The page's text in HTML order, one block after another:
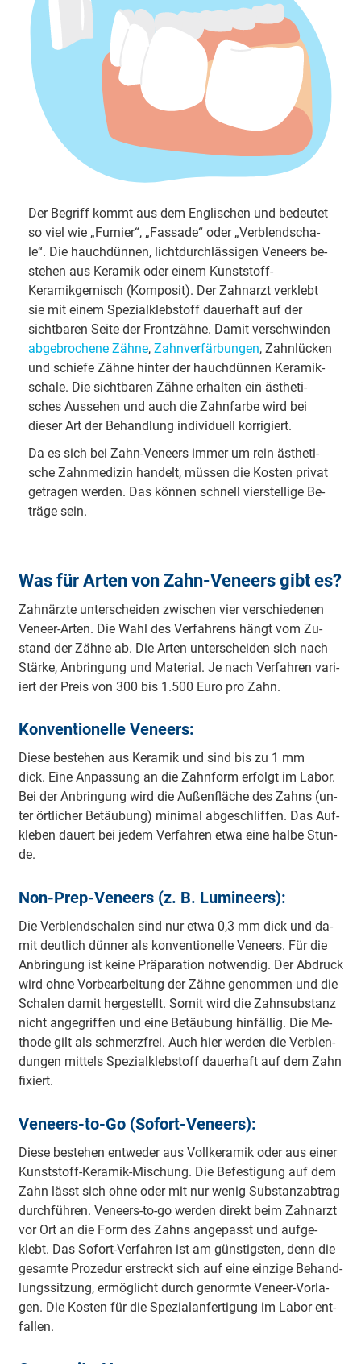
Der Begriff kommt aus dem Eng­li­schen und be­deu­tet
so viel wie „Furnier“, „Fas­sa­de“ oder „Ver­blend­scha­
le“. Die hauch­dün­nen, licht­durch­läs­si­gen Ve­neers be­
ste­hen aus Ke­ra­mik oder einem Kunststoff-
Keramikgemisch (Kom­po­sit). Der Zahn­a­rzt verklebt
sie mit einem Spe­zi­al­kleb­stoff dau­e­r­haft auf der
sicht­ba­ren Seite der Front­zäh­ne. Damit ver­schwin­den
ab­ge­bro­che­ne Zähne, Zahn­ver­fär­bun­gen, Zahn­lü­cken
und schiefe Zähne hinter der hauch­dün­nen Ke­ra­mik­
scha­le. Die sicht­ba­ren Zähne er­hal­ten ein äs­the­ti­
sches Aus­se­hen und auch die Zahn­fa­r­be wird bei
dieser Art der Be­hand­lung in­di­vi­du­ell kor­ri­giert.
Da es sich bei Zahn-Veneers immer um rein äs­the­ti­
sche Zahn­me­di­zin handelt, müs­sen die Kosten privat
ge­tra­gen werden. Das können schnell vier­stel­li­ge Be­
trä­ge sein.
Was für Arten von Zahn-Veneers gibt es?
Zahn­ärz­te un­ter­schei­den zwi­schen vier ver­schie­de­nen
Ve­neer-­Ar­ten. Die Wahl des Ver­fah­rens hängt vom Zu­
stand der Zäh­ne ab. Die Ar­ten un­ter­schei­den sich nach
Stär­ke, An­brin­gung und Ma­te­ri­al. Je nach Ver­fah­ren va­ri­
iert der Preis von 300 bis 1.500 Eu­ro pro Zahn.
Kon­ven­tio­nel­le Ve­neers:
Die­se be­ste­hen aus Ke­ra­mik und sind bis zu 1 mm
dick. Eine An­pas­sung an die Zahn­form er­folgt im La­bor.
Bei der An­brin­gung wird die Au­ßen­flä­che des Zahns (un­
ter ört­li­cher Be­täu­bung) mi­ni­mal ab­ge­schlif­fen. Das Auf­
kle­ben dau­ert bei je­dem Ver­fah­ren et­wa eine hal­be Stun­
de.
Non-­Prep-­Ve­neers (z. B. Lu­mi­neers):
Die Ver­blend­schalen sind nur et­wa 0,3 mm dick und da­
mit deut­lich dün­ner als kon­ven­tio­nel­le Ve­neers. Für die
An­brin­gung ist kei­ne Prä­pa­ra­tion not­wen­dig. Der Ab­druck
wird oh­ne Vor­be­ar­bei­tung der Zäh­ne ge­nom­men und die
Scha­len da­mit her­ge­stellt. So­mit wird die Zahn­sub­stanz
nicht an­ge­grif­fen und eine Be­täu­bung hin­fäl­lig. Die Me­
tho­de gilt als schmerz­frei. Auch hier wer­den die Ver­blen­
dun­gen mit­tels Spe­zi­al­kleb­stoff dau­er­haft auf dem Zahn
fi­xiert.
Ve­neers-­to-­Go (So­fort-­Ve­neers):
Die­se be­ste­hen ent­we­der aus Voll­ke­ra­mik oder aus ei­ner
Kunst­stoff-­Ke­ra­mik-­Mi­schung. Die Be­fes­ti­gung auf dem
Zahn lässt sich oh­ne oder mit nur we­nig Sub­stanz­ab­trag
durch­füh­ren. Ve­neers-­to-­go wer­den di­rekt beim Zahn­arzt
vor Ort an die Form des Zahns an­ge­passt und auf­ge­
klebt. Das So­fort-­Ver­fah­ren ist am güns­tigs­ten, denn die
ge­sam­te Pro­ze­dur er­streckt sich auf eine ein­zi­ge Be­hand­
lungs­sit­zung, er­mög­licht durch ge­norm­te Ve­neer-­Vor­la­
gen. Die Kos­ten für die Spe­zi­al­an­fer­ti­gung im La­bor ent­
fal­len.